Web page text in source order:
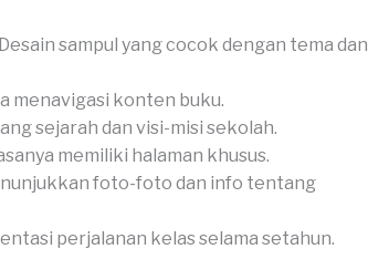
sampul yang cocok dengan tema dan
menavigasi konten buku.
sejarah dan visi-misi sekolah.
memiliki halaman khusus.
foto-foto dan info tentang
perjalanan kelas selama setahun.